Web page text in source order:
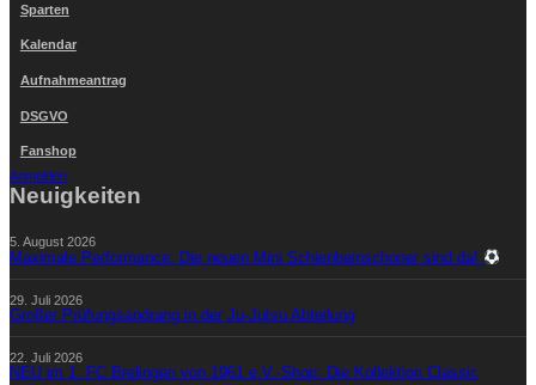
Sparten
Kalendar
Aufnahmeantrag
DSGVO
Fanshop
Anmelden
Neuigkeiten
5. August 2026
Maximale Performance: Die neuen Mini Schienbeinschoner sind da!
29. Juli 2026
Großer Prüfungsandrang in der Ju-Jutsu Abteilung
22. Juli 2026
NEU im 1. FC Brelingen von 1961 e.V.-Shop: Die Kollektion Classic